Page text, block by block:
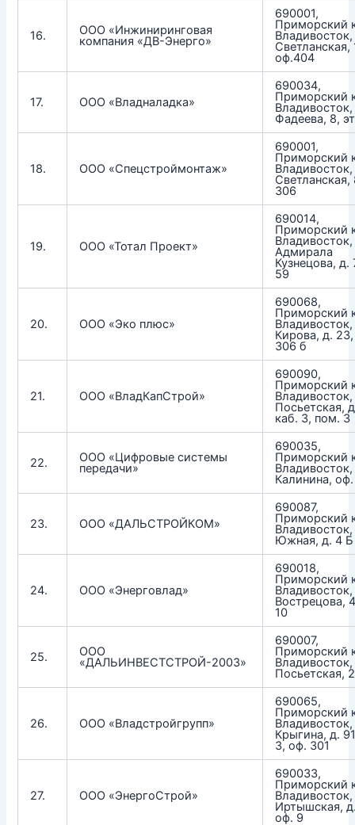
16. ООО «Инжиниринговая
компания «ДВ-Энерго»
690001,
Приморский
Владивосток,
Светланская,
оф.404
17. ООО «Владналадка»
690034,
Приморский
Владивосток,
Фадеева, 8,
18. ООО «Спецстроймонтаж»
690001,
Приморский
Владивосток,
306
19. ООО «Тотал Проект»
690014,
Приморский
Владивосток,
Адмирала
Кузнецова, д.
59
20. ООО «Эко плюс»
690068,
Приморский
Владивосток,
Кирова, д.
306 б
21. ООО «ВладКапСтрой»
690090,
Приморский
Владивосток,
Посьетская,
каб. 3, пом. 3
22. ООО «Цифровые системы
передачи»
690035,
Приморский
Владивосток,
Калинина,
23. ООО «ДАЛЬСТРОЙКОМ»
690087,
Приморский
Южная, д. 4 Б
24. ООО «Энерговлад»
690018,
Приморский
Владивосток,
Вострецова,
10
25. ООО
«ДАЛЬИНВЕСТСТРОЙ-2003»
690007,
Приморский
Владивосток,
Посьетская,
26. ООО «Владстройгрупп»
690065,
Приморский
Владивосток,
Крыгина, д.
3, оф. 301
27. ООО «ЭнергоСтрой»
690033,
Приморский
Владивосток,
Иртышcкая,
оф. 9